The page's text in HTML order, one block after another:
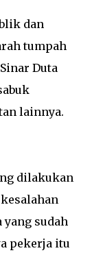
dan
tumpah
Duta
lainnya.
dilakukan
yang sudah
pekerja itu